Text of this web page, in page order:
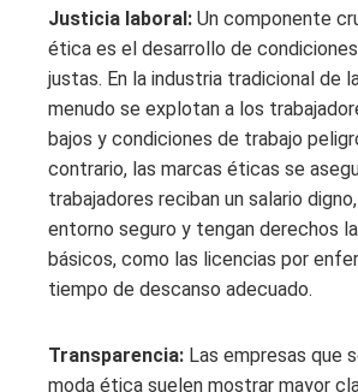
Justicia laboral: Un componente
ética es el desarrollo de
justas. En la industria tradicional de
menudo se explotan a los
bajos y condiciones de trabajo
contrario, las marcas éticas se
trabajadores reciban un salario
entorno seguro y tengan derechos
básicos, como las licencias por
tiempo de descanso adecuado.
Transparencia: Las empresas que
moda ética suelen mostrar mayor